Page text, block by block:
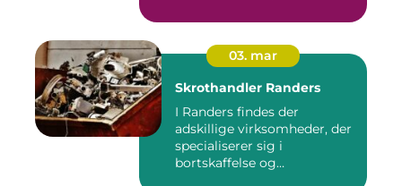
03. mar
Skrothandler Randers
I Randers findes der
adskillige virksomheder, der
specialiserer sig i
bortskaffelse og